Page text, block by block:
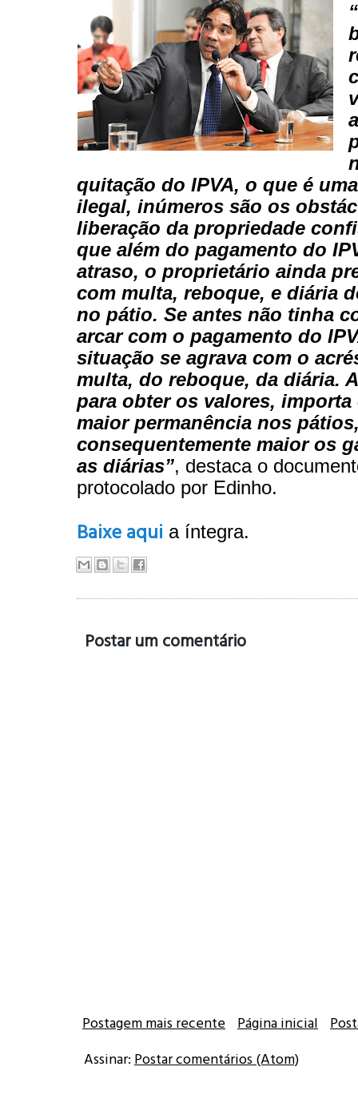
quitação do IPVA, o que é
ilegal, inúmeros são os
liberação da propriedade
que além do pagamento do
atraso, o proprietário ainda
com multa, reboque, e diária
no pátio. Se antes não tinha
arcar com o pagamento do
situação se agrava com o
multa, do reboque, da diária.
para obter os valores, importa
maior permanência nos
consequentemente maior os
as diárias”, destaca o
protocolado por Edinho.
Baixe aqui a íntegra.
Postar um comentário
Postagem mais recente Página inicial
Assinar: Postar comentários (Atom)